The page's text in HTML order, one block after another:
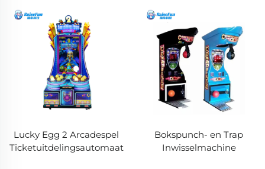
Lucky Egg 2 Arcadespel
Ticketuitdelingsautomaat
Bokspunch- en Trap
Inwisselmachine